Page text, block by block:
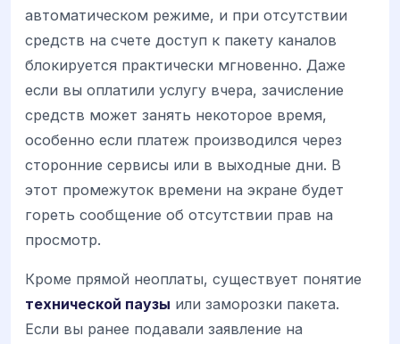
автоматическом режиме, и при отсутствии
средств на счете доступ к пакету каналов
блокируется практически мгновенно. Даже
если вы оплатили услугу вчера, зачисление
средств может занять некоторое время,
особенно если платеж производился через
сторонние сервисы или в выходные дни. В
этот промежуток времени на экране будет
гореть сообщение об отсутствии прав на
просмотр.
Кроме прямой неоплаты, существует понятие
технической паузы или заморозки пакета.
Если вы ранее подавали заявление на